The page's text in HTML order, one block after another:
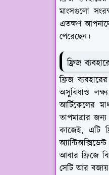
মাংসগুলো
এতক্ষণ
পেরেছেন।
ফ্রিজ
ফ্রিজ
অসুবিধাও
আর্টিকেলের
তাপমাত্রার
কাজেই, এটি
আবার ফ্রিজে
সেটি আর